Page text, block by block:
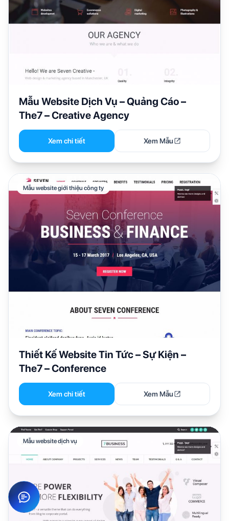
Mẫu Website Dịch Vụ – Quảng Cáo –
The7 – Creative Agency
Xem chi tiết Xem Mẫu
Mẫu website giới thiệu công ty
Thiết Kế Website Tin Tức – Sự Kiện –
The7 – Conference
Xem chi tiết Xem Mẫu
Mẫu website dịch vụ